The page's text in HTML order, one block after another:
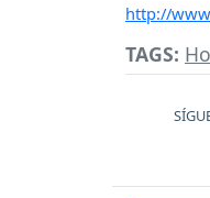
http://
TAGS: